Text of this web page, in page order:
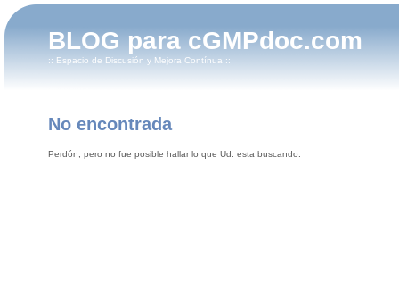
BLOG para cGMPdoc.com
:: Espacio de Discusión y Mejora Contínua ::
No encontrada
Perdón, pero no fue posible hallar lo que Ud. esta buscando.